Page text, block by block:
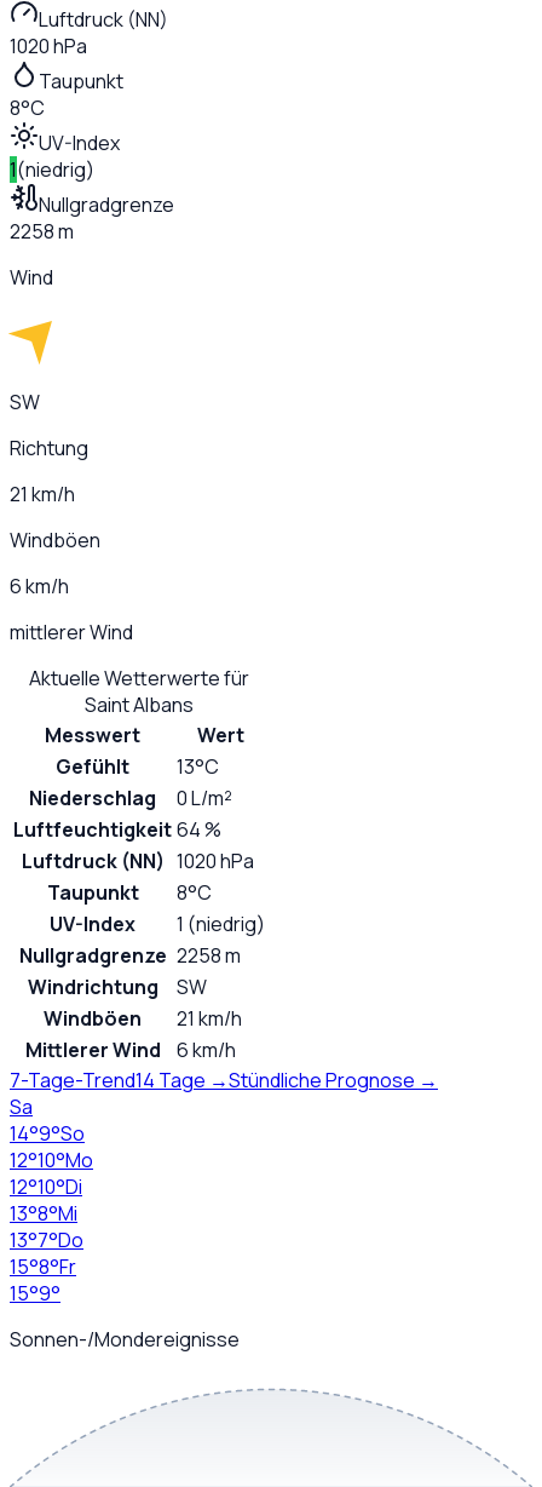
Luftdruck (NN)
1020 hPa
Taupunkt
8°C
UV-Index
1(niedrig)
Nullgradgrenze
2258 m
Wind
SW
Richtung
21 km/h
Windböen
6 km/h
mittlerer Wind
Aktuelle Wetterwerte für
Saint Albans
Messwert
Wert
Gefühlt
13°C
Niederschlag
0 L/m²
Luftfeuchtigkeit64 %
Luftdruck (NN) 1020 hPa
Taupunkt
8°C
UV-Index
1 (niedrig)
Nullgradgrenze 2258 m
Windrichtung
SW
Windböen
21 km/h
Mittlerer Wind
6 km/h
7-Tage-Trend14 Tage →Stündliche Prognose →
Sa
14°9°So
12°10°Mo
12°10°Di
13°8°Mi
13°7°Do
15°8°Fr
15°9°
Sonnen-/Mondereignisse